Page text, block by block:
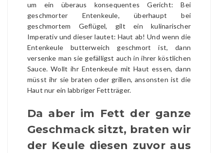
um ein überaus konsequentes Gericht: Bei
geschmorter Entenkeule, überhaupt bei
geschmortem Geflügel, gilt ein kulinarischer
Imperativ und dieser lautet: Haut ab! Und wenn die
Entenkeule butterweich geschmort ist, dann
versenke man sie gefälligst auch in ihrer köstlichen
Sauce. Wollt ihr Entenkeule mit Haut essen, dann
müsst ihr sie braten oder grillen, ansonsten ist die
Haut nur ein labbriger Fettträger.
Da aber im Fett der ganze
Geschmack sitzt, braten wir
der Keule diesen zuvor aus